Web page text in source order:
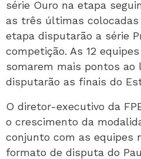
série Ouro na etapa
as três últimas colocadas
etapa disputarão a série
competição. As 12
somarem mais pontos ao
disputarão as finais do
O diretor-executivo da
o crescimento da
conjunto com as equipes
formato de disputa do